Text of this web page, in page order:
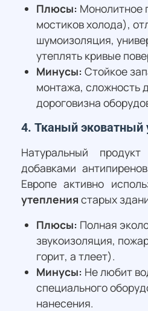
Плюсы: Монолитное
мостиков холода),
шумоизоляция,
утеплять кривые
Минусы: Стойкое
монтажа, сложность
дороговизна
4. Тканый эковатный
Натуральный
добавками
Европе активно
утепления старых
Плюсы: Полная
звукоизоляция,
горит, а тлеет).
Минусы: Не любит
специального
нанесения.